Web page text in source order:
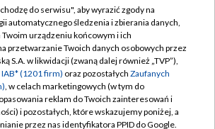
TVP
TVP
Cyfrowa
Regulamin TVP
Polityka prywatności
Moje zgody
Pomoc
do serwisu", aby wyrazić zgody na
automatycznego śledzenia i zbierania danych,
urządzeniu końcowym i ich
przetwarzanie Twoich danych osobowych przez
S.A. w likwidacji (zwaną dalej również „TVP”),
(1201 firm) oraz pozostałych Zaufanych
, w celach marketingowych (w tym do
reklam do Twoich zainteresowań i
i pozostałych, które wskazujemy poniżej, a
przez nas identyfikatora PPID do Google.